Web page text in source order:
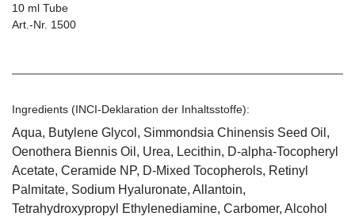
10 ml Tube
Art.-Nr. 1500
Ingredients (INCI-Deklaration der Inhaltsstoffe):
Aqua, Butylene Glycol, Simmondsia Chinensis Seed Oil,
Oenothera Biennis Oil, Urea, Lecithin, D-alpha-Tocopheryl
Acetate, Ceramide NP, D-Mixed Tocopherols, Retinyl
Palmitate, Sodium Hyaluronate, Allantoin,
Tetrahydroxypropyl Ethylenediamine, Carbomer, Alcohol